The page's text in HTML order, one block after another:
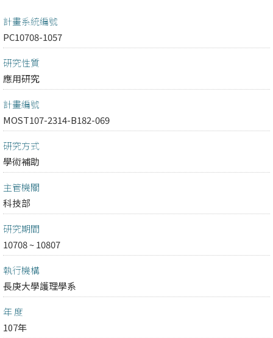
計畫系統編號
PC10708-1057
研究性質
應用研究
計畫編號
MOST107-2314-B182-069
研究方式
學術補助
主管機關
科技部
研究期間
10708 ~ 10807
執行機構
長庚大學護理學系
年 度
107年